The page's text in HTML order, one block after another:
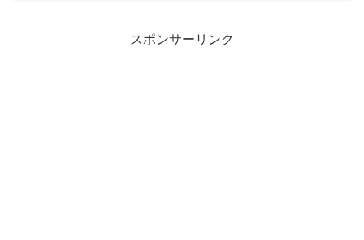
スポンサーリンク